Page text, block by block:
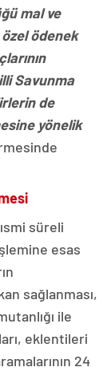
mal ve
ödenek
Savunma
de
yönelik
süreli
esas
sağlanması,
ile
eklentileri
24